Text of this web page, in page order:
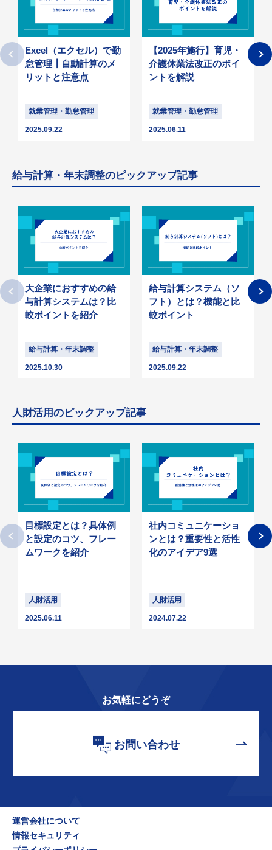
Excel（エクセル）で勤
怠管理┃自動計算のメ
リットと注意点
就業管理・勤怠管理
2025.09.22
【2025年施行】育児・
介護休業法改正のポイ
ントを解説
就業管理・勤怠管理
2025.06.11
給与計算・年末調整のピックアップ記事
大企業におすすめの給
与計算システムは？比
較ポイントを紹介
給与計算・年末調整
2025.10.30
給与計算システム（ソ
フト）とは？機能と比
較ポイント
給与計算・年末調整
2025.09.22
人財活用のピックアップ記事
目標設定とは？具体例
と設定のコツ、フレー
ムワークを紹介
人財活用
2025.06.11
社内コミュニケーショ
ンとは？重要性と活性
化のアイデア9選
人財活用
2024.07.22
お気軽にどうぞ
お問い合わせ
運営会社について
情報セキュリティ